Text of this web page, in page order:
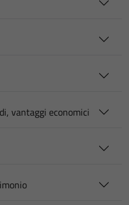
vantaggi economici